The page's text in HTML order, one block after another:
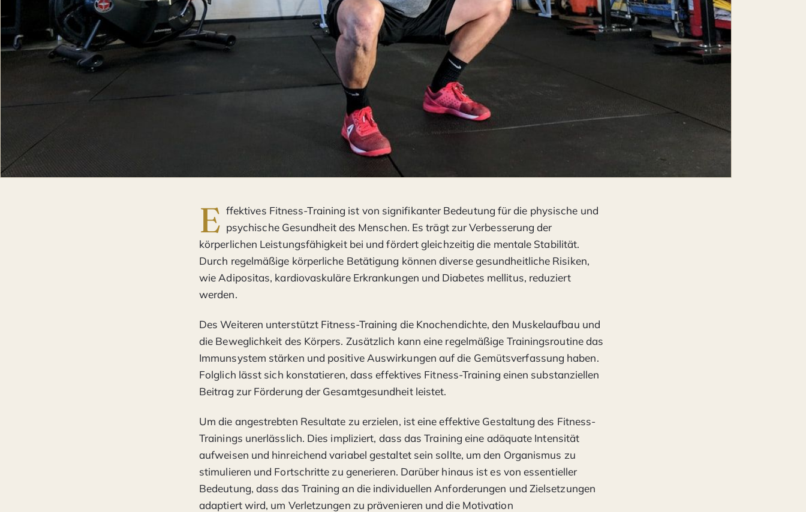
E ffektives Fitness-Training ist von signifikanter Bedeutung für die physische und
psychische Gesundheit des Menschen. Es trägt zur Verbesserung der
körperlichen Leistungsfähigkeit bei und fördert gleichzeitig die mentale Stabilität.
Durch regelmäßige körperliche Betätigung können diverse gesundheitliche Risiken,
wie Adipositas, kardiovaskuläre Erkrankungen und Diabetes mellitus, reduziert
werden.
Des Weiteren unterstützt Fitness-Training die Knochendichte, den Muskelaufbau und
die Beweglichkeit des Körpers. Zusätzlich kann eine regelmäßige Trainingsroutine das
Immunsystem stärken und positive Auswirkungen auf die Gemütsverfassung haben.
Folglich lässt sich konstatieren, dass effektives Fitness-Training einen substanziellen
Beitrag zur Förderung der Gesamtgesundheit leistet.
Um die angestrebten Resultate zu erzielen, ist eine effektive Gestaltung des Fitness-
Trainings unerlässlich. Dies impliziert, dass das Training eine adäquate Intensität
aufweisen und hinreichend variabel gestaltet sein sollte, um den Organismus zu
stimulieren und Fortschritte zu generieren. Darüber hinaus ist es von essentieller
Bedeutung, dass das Training an die individuellen Anforderungen und Zielsetzungen
adaptiert wird, um Verletzungen zu prävenieren und die Motivation